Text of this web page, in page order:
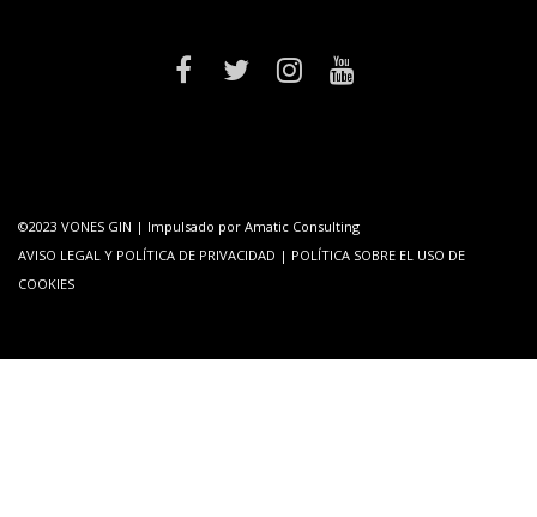
©2023 VONES GIN | Impulsado por Amatic Consulting
AVISO LEGAL Y POLÍTICA DE PRIVACIDAD | POLÍTICA SOBRE EL USO DE
COOKIES